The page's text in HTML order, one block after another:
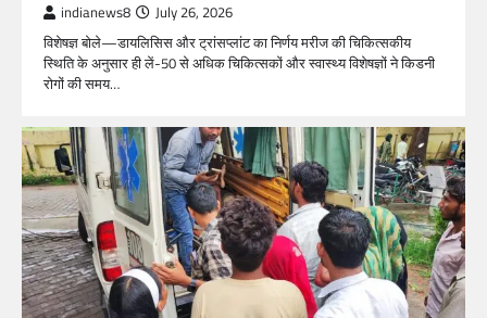
indianews8 July 26, 2026
विशेषज्ञ बोले—डायलिसिस और ट्रांसप्लांट का निर्णय मरीज की चिकित्सकीय
स्थिति के अनुसार ही लें-50 से अधिक चिकित्सकों और स्वास्थ्य विशेषज्ञों ने किडनी
रोगों की समय…